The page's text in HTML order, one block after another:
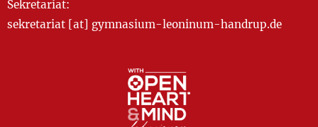
Sekretariat:
sekretariat [at] gymnasium-leoninum-handrup.de